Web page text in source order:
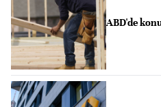
ABD'de